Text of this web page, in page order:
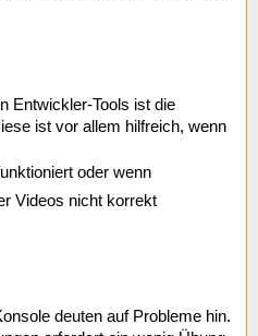
Entwickler-Tools ist die
ist vor allem hilfreich, wenn
oder wenn
Videos nicht korrekt
deuten auf Probleme hin.